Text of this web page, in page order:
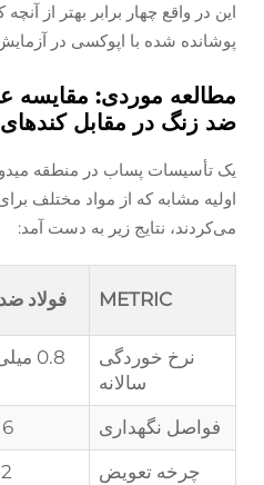
این در واقع چهار برابر بهتر از
پوشانده شده با اپوکسی در
ضد زنگ در مقابل کندهای
یک تأسیسات پساب در منطقه
اولیه مشابه که از مواد مختلف
می‌کردند، نتایج زیر به دست آمد:
METRIC فولاد
نرخ خوردگی
سالانه
0.8
فواصل نگهداری
6 هفته
چرخه تعویض
2 سال